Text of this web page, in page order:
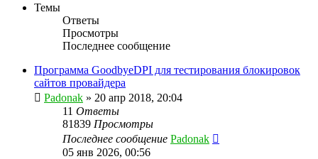
Темы
Ответы
Просмотры
Последнее сообщение
Программа GoodbyeDPI для тестирования блокировок
сайтов провайдера
Padonak » 20 апр 2018, 20:04
11 Ответы
81839 Просмотры
Последнее сообщение Padonak
05 янв 2026, 00:56